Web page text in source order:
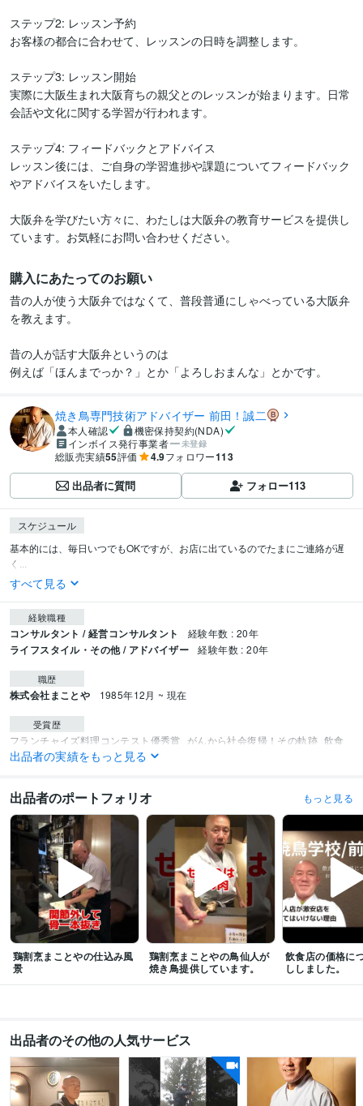
ステップ2: レッスン予約
お客様の都合に合わせて、レッスンの日時を調整します。
ステップ3: レッスン開始
実際に大阪生まれ大阪育ちの親父とのレッスンが始まります。日常
会話や文化に関する学習が行われます。
ステップ4: フィードバックとアドバイス
レッスン後には、ご自身の学習進捗や課題についてフィードバック
やアドバイスをいたします。
大阪弁を学びたい方々に、わたしは大阪弁の教育サービスを提供し
ています。お気軽にお問い合わせください。
購入にあたってのお願い
昔の人が使う大阪弁ではなくて、普段普通にしゃべっている大阪弁
を教えます。
昔の人が話す大阪弁というのは
例えば「ほんまでっか？」とか「よろしおまんな」とかです。
焼き鳥専門技術アドバイザー 前田！誠二
本人確認
機密保持契約(NDA)
インボイス発行事業者
未登録
総販売実績55評価 4.9フォロワー113
出品者に質問 フォロー113
スケジュール
基本的には、毎日いつでもOKですが、お店に出ているのでたまにご連絡が遅
く...
すべて見る
経験職種
コンサルタント / 経営コンサルタント 経験年数 : 20年
ライフスタイル・その他 / アドバイザー 経験年数 : 20年
職歴
株式会社まことや 1985年12月 ~ 現在
受賞歴
フランチャイズ料理コンテスト優秀賞 がんから社会復帰！その軌跡 飲食
店セミナー 超高級焼き鳥店はこうやって作れ！: 60歳からのチャレンジ
資格・検定
調理師 取得年 : 1994年
得意分野
ビジネス代行・事務代行 焼き鳥屋開業法そして焼師を育てています。 ボ
クシングの基礎を教えます。
焼鳥屋開業 飲食店開業 繁盛店 飲食店経営 焼き鳥 串打ち
ビジネス
コンサルタント
スポーツ ボクシング
学歴
日本デザイナー学院 1978年2月 ~ 1979年3月
出品者の実績をもっと見る
出品者のポートフォリオ もっと見る
鶏割烹まことやの仕込み風
景
鶏割烹まことやの鳥仙人が
焼き鳥提供しています。
飲食店の価格に
ししました。
出品者のその他の人気サービス